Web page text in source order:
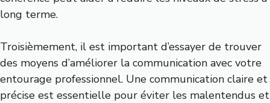
long terme.
Troisièmement, il est important d’essayer de trouver
des moyens d’améliorer la communication avec votre
entourage professionnel. Une communication claire et
précise est essentielle pour éviter les malentendus et